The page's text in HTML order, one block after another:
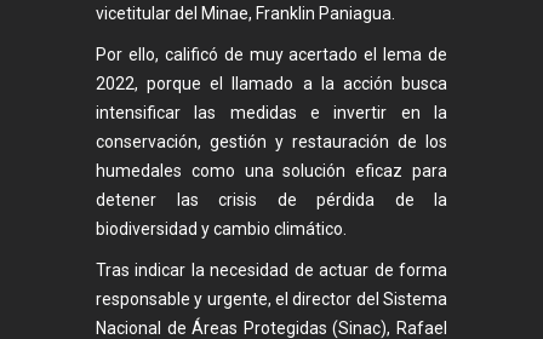
vicetitular del Minae, Franklin Paniagua.
Por ello, calificó de muy acertado el lema de
2022, porque el llamado a la acción busca
intensificar las medidas e invertir en la
conservación, gestión y restauración de los
humedales como una solución eficaz para
detener las crisis de pérdida de la
biodiversidad y cambio climático.
Tras indicar la necesidad de actuar de forma
responsable y urgente, el director del Sistema
Nacional de Áreas Protegidas (Sinac), Rafael